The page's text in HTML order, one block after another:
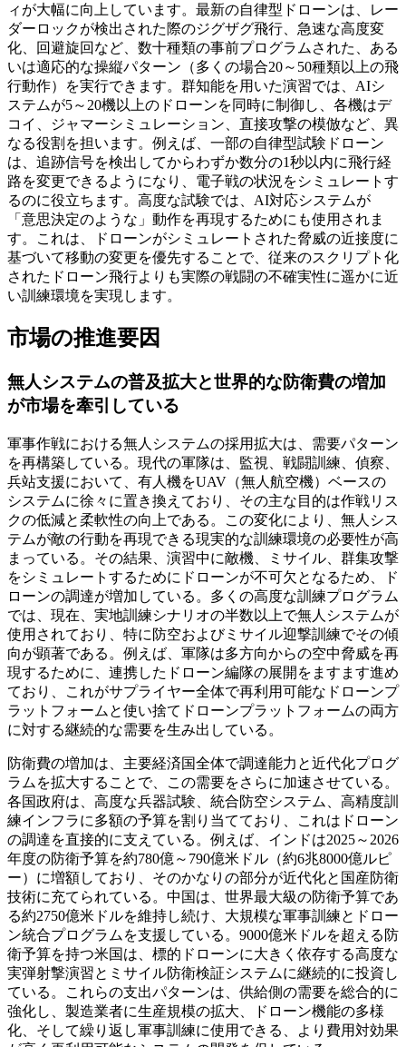
ィが大幅に向上しています。最新の自律型ドローンは、レー
ダーロックが検出された際のジグザグ飛行、急速な高度変
化、回避旋回など、数十種類の事前プログラムされた、ある
いは適応的な操縦パターン（多くの場合20～50種類以上の飛
行動作）を実行できます。群知能を用いた演習では、AIシ
ステムが5～20機以上のドローンを同時に制御し、各機はデ
コイ、ジャマーシミュレーション、直接攻撃の模倣など、異
なる役割を担います。例えば、一部の自律型試験ドローン
は、追跡信号を検出してからわずか数分の1秒以内に飛行経
路を変更できるようになり、電子戦の状況をシミュレートす
るのに役立ちます。高度な試験では、AI対応システムが
「意思決定のような」動作を再現するためにも使用されま
す。これは、ドローンがシミュレートされた脅威の近接度に
基づいて移動の変更を優先することで、従来のスクリプト化
されたドローン飛行よりも実際の戦闘の不確実性に遥かに近
い訓練環境を実現します。
市場の推進要因
無人システムの普及拡大と世界的な防衛費の増加
が市場を牽引している
軍事作戦における無人システムの採用拡大は、需要パターン
を再構築している。現代の軍隊は、監視、戦闘訓練、偵察、
兵站支援において、有人機をUAV（無人航空機）ベースの
システムに徐々に置き換えており、その主な目的は作戦リス
クの低減と柔軟性の向上である。この変化により、無人シス
テムが敵の行動を再現できる現実的な訓練環境の必要性が高
まっている。その結果、演習中に敵機、ミサイル、群集攻撃
をシミュレートするためにドローンが不可欠となるため、ド
ローンの調達が増加している。多くの高度な訓練プログラム
では、現在、実地訓練シナリオの半数以上で無人システムが
使用されており、特に防空およびミサイル迎撃訓練でその傾
向が顕著である。例えば、軍隊は多方向からの空中脅威を再
現するために、連携したドローン編隊の展開をますます進め
ており、これがサプライヤー全体で再利用可能なドローンプ
ラットフォームと使い捨てドローンプラットフォームの両方
に対する継続的な需要を生み出している。
防衛費の増加は、主要経済国全体で調達能力と近代化プログ
ラムを拡大することで、この需要をさらに加速させている。
各国政府は、高度な兵器試験、統合防空システム、高精度訓
練インフラに多額の予算を割り当てており、これはドローン
の調達を直接的に支えている。例えば、インドは2025～2026
年度の防衛予算を約780億～790億米ドル（約6兆8000億ルピ
ー）に増額しており、そのかなりの部分が近代化と国産防衛
技術に充てられている。中国は、世界最大級の防衛予算であ
る約2750億米ドルを維持し続け、大規模な軍事訓練とドロー
ン統合プログラムを支援している。9000億米ドルを超える防
衛予算を持つ米国は、標的ドローンに大きく依存する高度な
実弾射撃演習とミサイル防衛検証システムに継続的に投資し
ている。これらの支出パターンは、供給側の需要を総合的に
強化し、製造業者に生産規模の拡大、ドローン機能の多様
化、そして繰り返し軍事訓練に使用できる、より費用対効果